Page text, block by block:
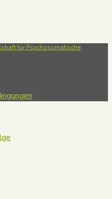
für Psychosomatische